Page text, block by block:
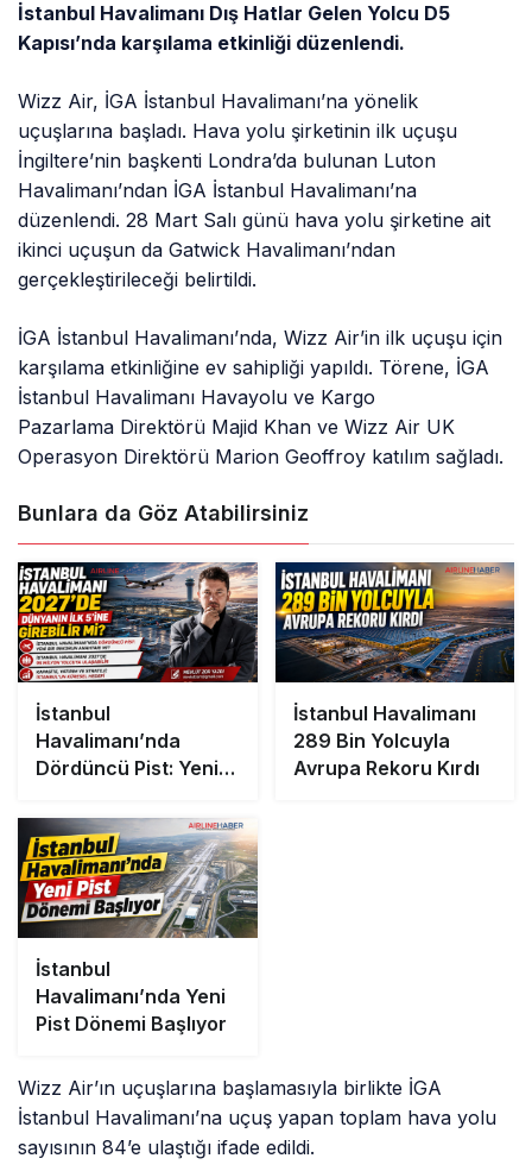
İstanbul Havalimanı Dış Hatlar Gelen Yolcu D5
Kapısı’nda karşılama etkinliği düzenlendi.
Wizz Air, İGA İstanbul Havalimanı’na yönelik
uçuşlarına başladı. Hava yolu şirketinin ilk uçuşu
İngiltere’nin başkenti Londra’da bulunan Luton
Havalimanı’ndan İGA İstanbul Havalimanı’na
düzenlendi. 28 Mart Salı günü hava yolu şirketine ait
ikinci uçuşun da Gatwick Havalimanı’ndan
gerçekleştirileceği belirtildi.
İGA İstanbul Havalimanı’nda, Wizz Air’in ilk uçuşu için
karşılama etkinliğine ev sahipliği yapıldı. Törene, İGA
İstanbul Havalimanı Havayolu ve Kargo
Pazarlama Direktörü Majid Khan ve Wizz Air UK
Operasyon Direktörü Marion Geoffroy katılım sağladı.
Bunlara da Göz Atabilirsiniz
İstanbul
Havalimanı’nda
Dördüncü Pist: Yeni
mı?
İstanbul Havalimanı
289 Bin Yolcuyla
Avrupa Rekoru Kırdı
İstanbul
Havalimanı’nda Yeni
Pist Dönemi Başlıyor
Wizz Air’ın uçuşlarına başlamasıyla birlikte İGA
İstanbul Havalimanı’na uçuş yapan toplam hava yolu
sayısının 84’e ulaştığı ifade edildi.